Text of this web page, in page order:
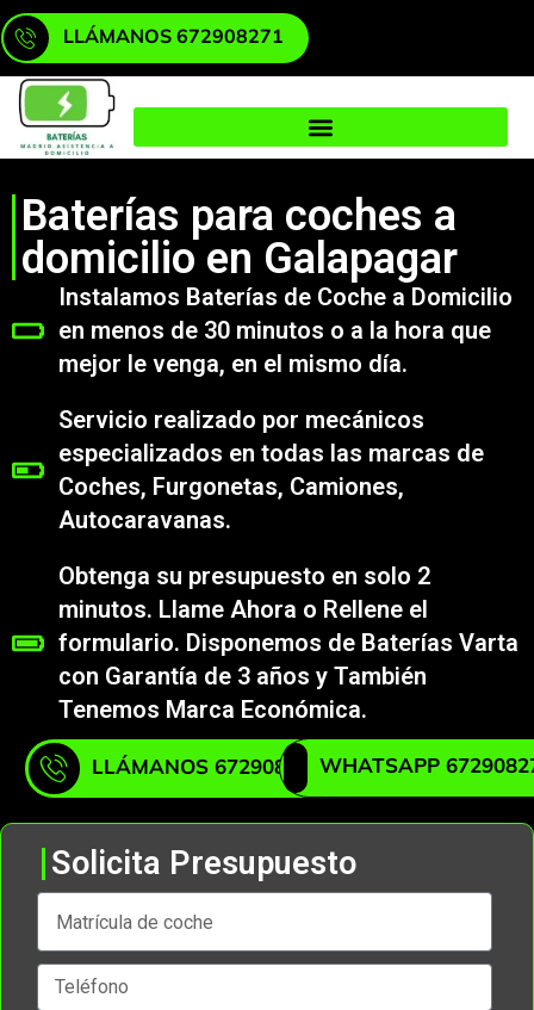
LLÁMANOS 672908271
Baterías para coches a
domicilio en Galapagar
Instalamos Baterías de Coche a Domicilio
en menos de 30 minutos o a la hora que
mejor le venga, en el mismo día.
Servicio realizado por mecánicos
especializados en todas las marcas de
Coches, Furgonetas, Camiones,
Autocaravanas.
Obtenga su presupuesto en solo 2
minutos. Llame Ahora o Rellene el
formulario. Disponemos de Baterías Varta
con Garantía de 3 años y También
Tenemos Marca Económica.
LLÁMANOS 672908271WHATSAPP
Solicita Presupuesto